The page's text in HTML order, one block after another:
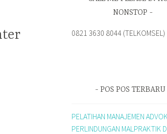
NONSTOP
0821 3630 8044 (TELKOMSEL)
POS POS TERBARU
PELATIHAN MANAJEMEN
PERLINDUNGAN MALPRAKTIK